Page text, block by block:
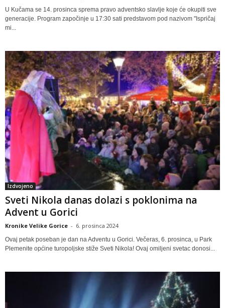
U Kučama se 14. prosinca sprema pravo adventsko slavlje koje će okupiti sve
generacije. Program započinje u 17:30 sati predstavom pod nazivom "Ispričaj
mi...
Izdvojeno
Sveti Nikola danas dolazi s poklonima na
Advent u Gorici
Kronike Velike Gorice - 6. prosinca 2024
Ovaj petak poseban je dan na Adventu u Gorici. Večeras, 6. prosinca, u Park
Plemenite općine turopoljske stiže Sveti Nikola! Ovaj omiljeni svetac donosi...